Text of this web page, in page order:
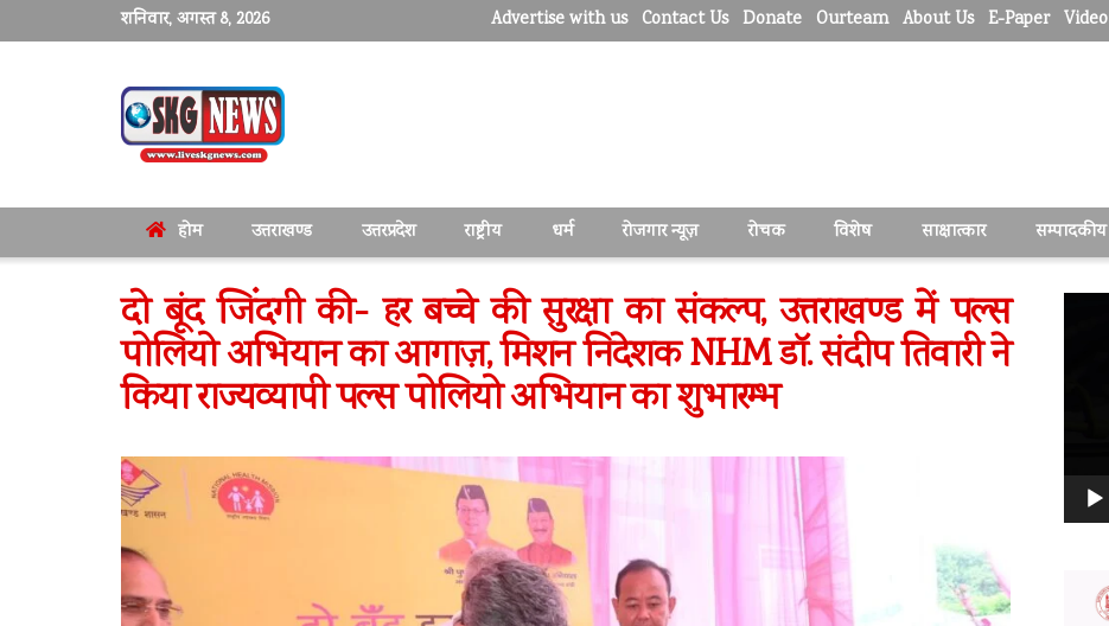
शनिवार, अगस्त 8, 2026 Advertise with us Contact Us Donate Ourteam About Us E-Paper Video
होम उत्तराखण्ड उत्तरप्रदेश राष्ट्रीय धर्म रोजगार न्यूज़ रोचक विशेष साक्षात्कार सम्पादकीय
दो बूंद जिंदगी की- हर बच्चे की सुरक्षा का संकल्प, उत्तराखण्ड में पल्स
पोलियो अभियान का आगाज़, मिशन निदेशक NHM डॉ. संदीप तिवारी ने
किया राज्यव्यापी पल्स पोलियो अभियान का शुभारम्भ